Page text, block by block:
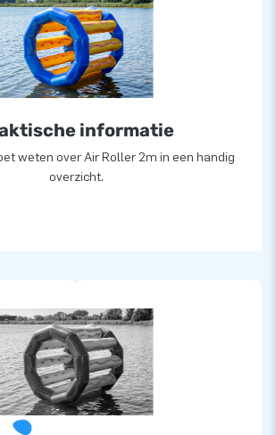
informatie
weten over Air Roller 2m in een handig
overzicht.